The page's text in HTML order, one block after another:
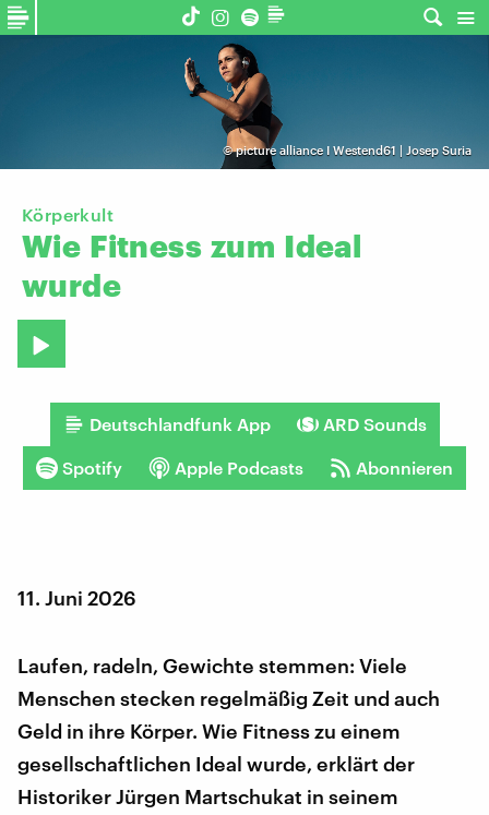
©picture alliance I Westend61 | Josep Suria
Körperkult
Wie Fitness zum Ideal
wurde
Deutschlandfunk App ARD Sounds
Spotify Apple Podcasts Abonnieren
11. Juni 2026
Laufen, radeln, Gewichte stemmen: Viele
Menschen stecken regelmäßig Zeit und auch
Geld in ihre Körper. Wie Fitness zu einem
gesellschaftlichen Ideal wurde, erklärt der
Historiker Jürgen Martschukat in seinem